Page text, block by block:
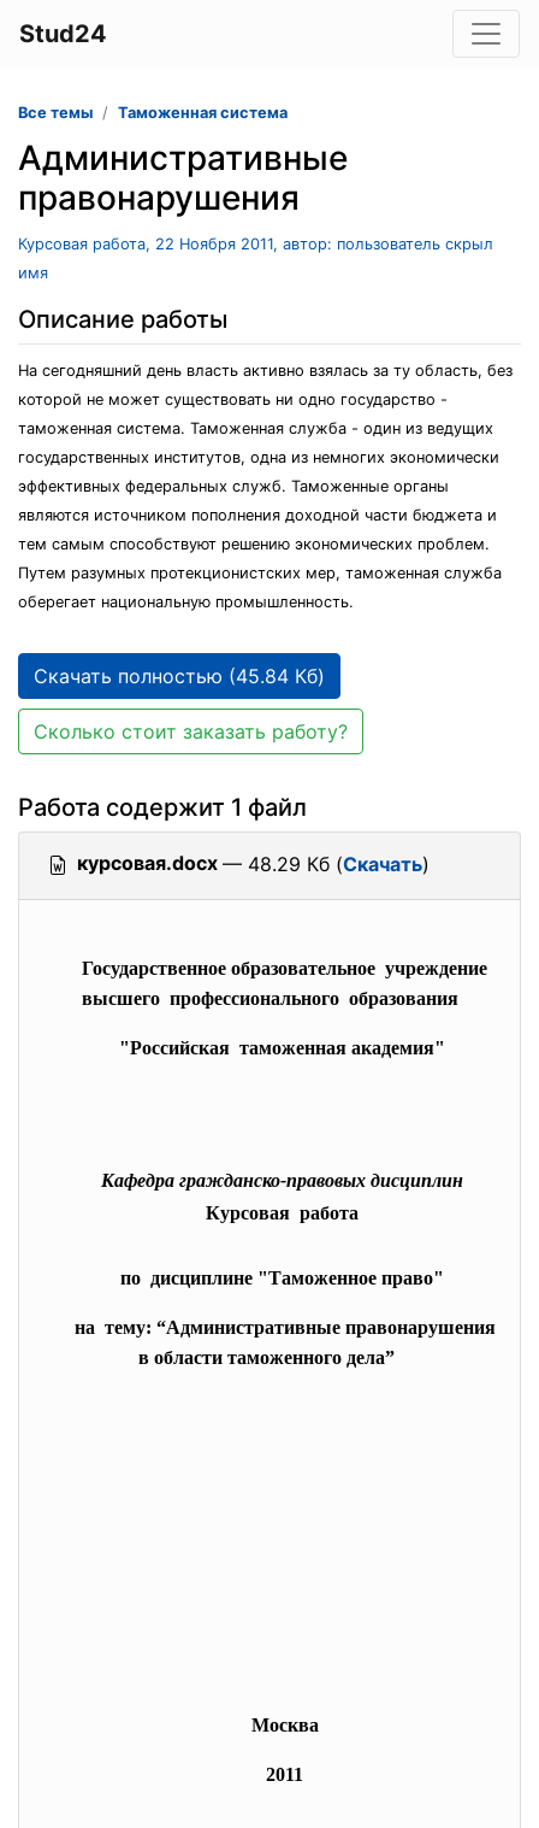
Stud24
Все темы Таможенная система
Административные
правонарушения
Курсовая работа, 22 Ноября 2011, автор: пользователь скрыл
имя
Описание работы
На сегодняшний день власть активно взялась за ту область, без
которой не может существовать ни одно государство -
таможенная система. Таможенная служба - один из ведущих
государственных институтов, одна из немногих экономически
эффективных федеральных служб. Таможенные органы
являются источником пополнения доходной части бюджета и
тем самым способствуют решению экономических проблем.
Путем разумных протекционистских мер, таможенная служба
оберегает национальную промышленность.
Скачать полностью (45.84 Кб)
Сколько стоит заказать работу?
Работа содержит 1 файл
курсовая.docx — 48.29 Кб (Скачать)
Государственное образовательное учреждение
высшего профессионального образования
"Российская таможенная академия"
Кафедра гражданско-правовых дисциплин
Курсовая работа
по дисциплине "Таможенное право"
на тему: “Административные правонарушения
в области таможенного дела”
Москва
2011